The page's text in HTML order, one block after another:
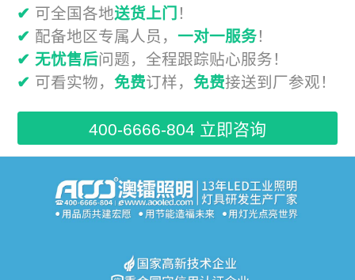
✔ 可全国各地送货上门 ！
✔ 配备地区专属人员， 一对一服务！
✔ 无忧售后问题，全程跟踪贴心服务！
✔ 可看实物， 免费订样， 免费接送到厂参观！
400-6666-804 立即咨询